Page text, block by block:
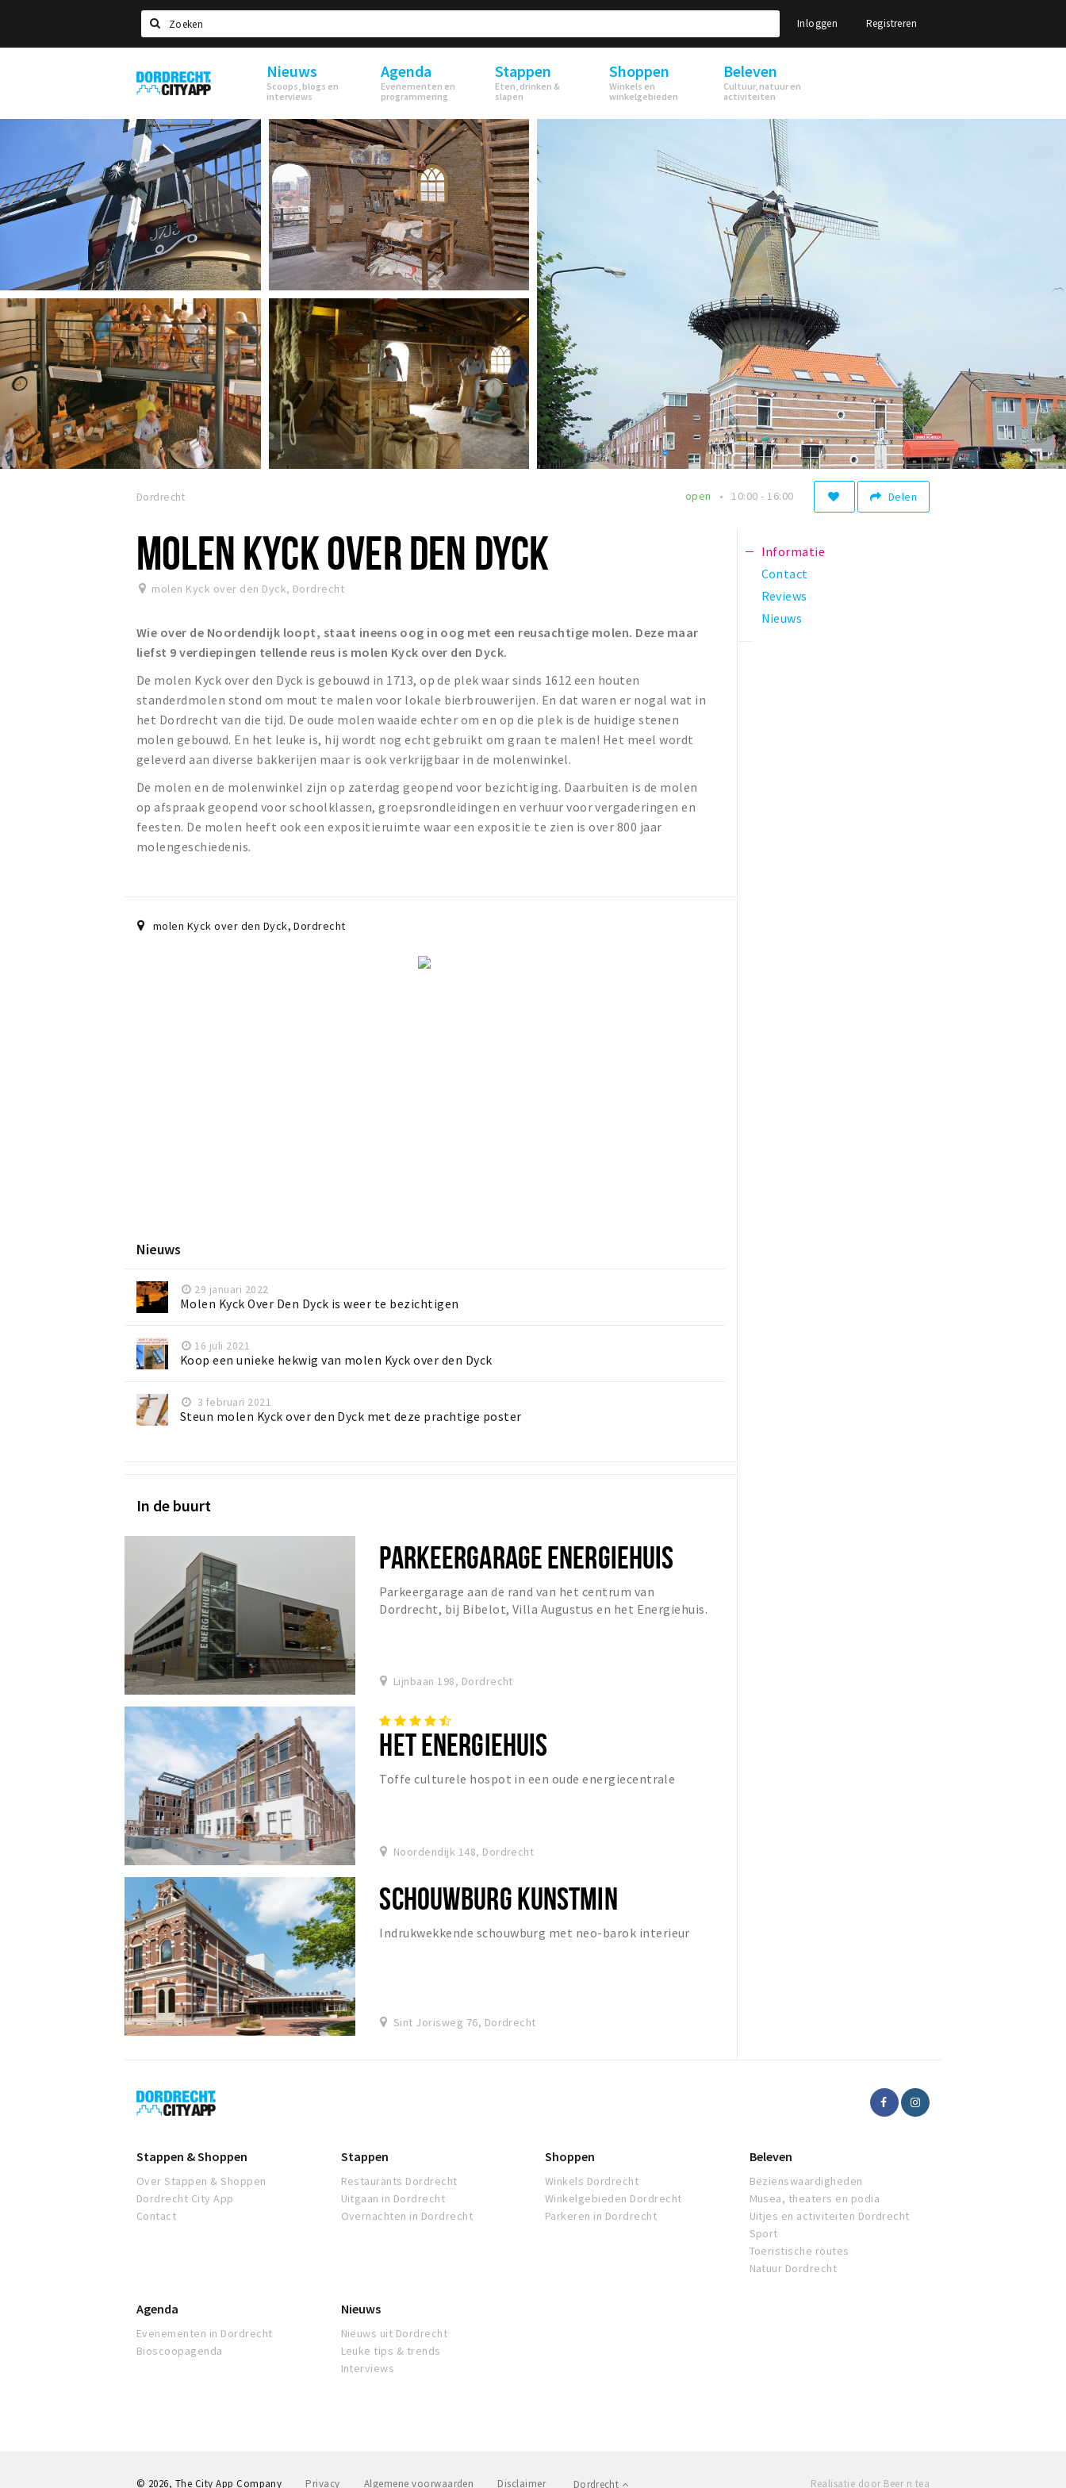
Zoeken
Inloggen Registreren
Dordrecht
City
Nieuws
Scoops, blogs en
interviews
Agenda
Evenementen en
programmering
Stappen
Eten, drinken &
slapen
Shoppen
Winkels en
winkelgebieden
Beleven
Cultuur, natuur en
activiteiten
Dordrecht Delen
open 10:00 - 16:00
MOLEN KYCK OVER DEN DYCK
molen Kyck over den Dyck, Dordrecht
Wie over de Noordendijk loopt, staat ineens oog in oog met een reusachtige molen. Deze maar
liefst 9 verdiepingen tellende reus is molen Kyck over den Dyck.
De molen Kyck over den Dyck is gebouwd in 1713, op de plek waar sinds 1612 een houten
standerdmolen stond om mout te malen voor lokale bierbrouwerijen. En dat waren er nogal wat in
het Dordrecht van die tijd. De oude molen waaide echter om en op die plek is de huidige stenen
molen gebouwd. En het leuke is, hij wordt nog echt gebruikt om graan te malen! Het meel wordt
geleverd aan diverse bakkerijen maar is ook verkrijgbaar in de molenwinkel.
De molen en de molenwinkel zijn op zaterdag geopend voor bezichtiging. Daarbuiten is de molen
op afspraak geopend voor schoolklassen, groepsrondleidingen en verhuur voor vergaderingen en
feesten. De molen heeft ook een expositieruimte waar een expositie te zien is over 800 jaar
molengeschiedenis.
molen Kyck over den Dyck,Dordrecht
Nieuws
29 januari 2022
Molen Kyck Over Den Dyck is weer te bezichtigen
16 juli 2021
Koop een unieke hekwig van molen Kyck over den Dyck
3 februari 2021
Steun molen Kyck over den Dyck met deze prachtige poster
In de buurt
PARKEERGARAGE ENERGIEHUIS
Parkeergarage aan de rand van het centrum van
Dordrecht, bij Bibelot, Villa Augustus en het Energiehuis.
Lijnbaan 198, Dordrecht
HET ENERGIEHUIS
Toffe culturele hospot in een oude energiecentrale
Noordendijk 148, Dordrecht
SCHOUWBURG KUNSTMIN
Indrukwekkende schouwburg met neo-barok interieur
Sint Jorisweg 76, Dordrecht
Informatie
Contact
Reviews
Nieuws
Dordrecht
City
Stappen & Shoppen
Over Stappen & Shoppen
Dordrecht City App
Contact
Stappen
Restaurants Dordrecht
Uitgaan in Dordrecht
Overnachten in Dordrecht
Shoppen
Winkels Dordrecht
Winkelgebieden Dordrecht
Parkeren in Dordrecht
Beleven
Bezienswaardigheden
Musea, theaters en podia
Uitjes en activiteiten Dordrecht
Sport
Toeristische routes
Natuur Dordrecht
Agenda
Evenementen in Dordrecht
Bioscoopagenda
Nieuws
Nieuws uit Dordrecht
Leuke tips & trends
Interviews
Privacy Algemene voorwaarden Disclaimer Dordrecht
© 2026, The City App Company Realisatie door Beer n tea